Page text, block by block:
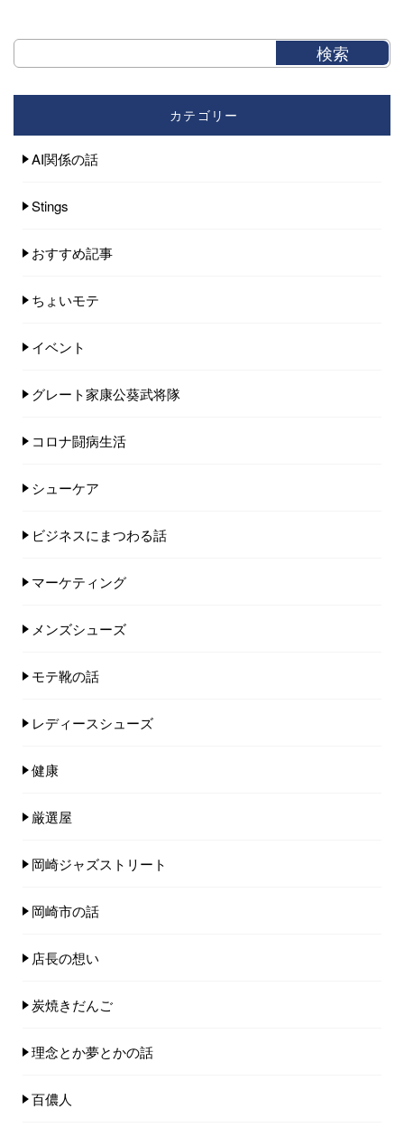
カテゴリー
AI関係の話
Stings
おすすめ記事
ちょいモテ
イベント
グレート家康公葵武将隊
コロナ闘病生活
シューケア
ビジネスにまつわる話
マーケティング
メンズシューズ
モテ靴の話
レディースシューズ
健康
厳選屋
岡崎ジャズストリート
岡崎市の話
店長の想い
炭焼きだんご
理念とか夢とかの話
百儂人